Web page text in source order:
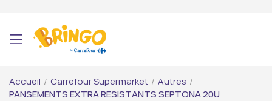
Accueil / Carrefour Supermarket / Autres /
PANSEMENTS EXTRA RESISTANTS SEPTONA 20U